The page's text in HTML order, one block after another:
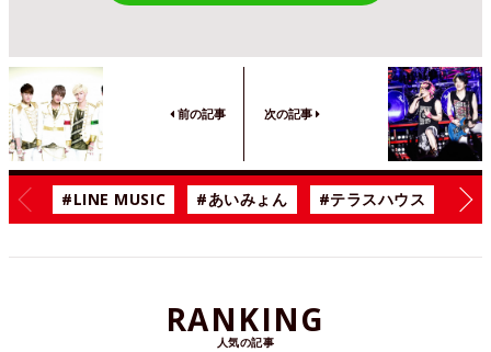
前の記事 次の記事
#LINE MUSIC #あいみょん #テラスハウス #
RANKING
人気の記事